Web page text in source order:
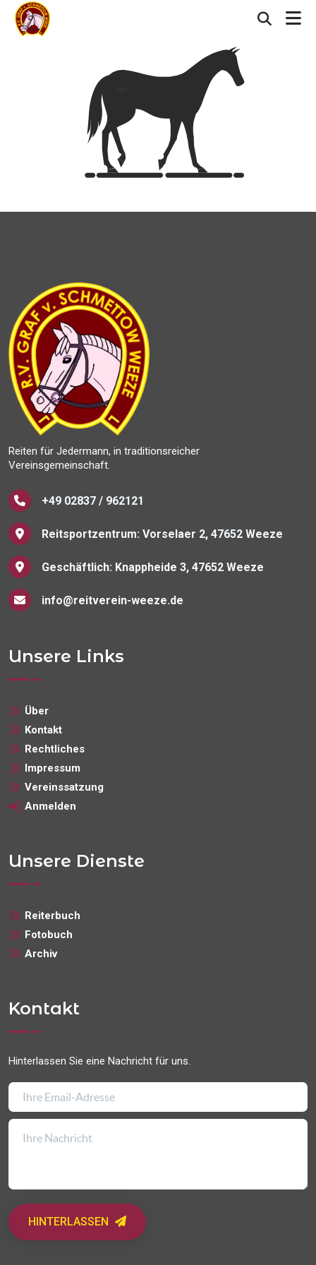
Reiten für Jedermann, in traditionsreicher
Vereinsgemeinschaft.
+49 02837 / 962121
Reitsportzentrum: Vorselaer 2, 47652 Weeze
Geschäftlich: Knappheide 3, 47652 Weeze
info@reitverein-weeze.de
Unsere Links
Über
Kontakt
Rechtliches
Impressum
Vereinssatzung
Anmelden
Unsere Dienste
Reiterbuch
Fotobuch
Archiv
Kontakt
Hinterlassen Sie eine Nachricht für uns.
HINTERLASSEN